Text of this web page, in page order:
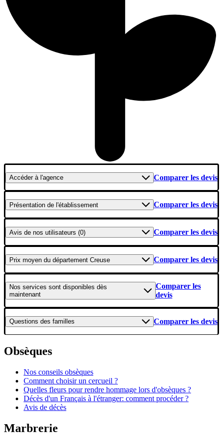
Accéderà l'agence Comparer les devis
Présentation de l'établissement Comparer les devis
Avis de nos utilisateurs (0) Comparer les devis
Prix moyen du département Creuse Comparer les devis
Nos services sont disponibles dès
maintenant
Comparer les
devis
Questions des familles Comparer les devis
Obsèques
Nos conseils obsèques
Comment choisir un cercueil ?
Quelles fleurs pour rendre hommage lors d'obsèques ?
Décès d'un Français à l'étranger: comment procéder ?
Avis de décès
Marbrerie